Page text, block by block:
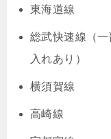
東海道線
総武快速線（
入れあり）
横須賀線
高崎線